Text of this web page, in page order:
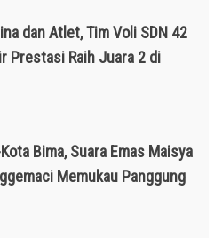
dan Atlet, Tim Voli SDN 42
Prestasi Raih Juara 2 di
Bima, Suara Emas Maisya
Memukau Panggung